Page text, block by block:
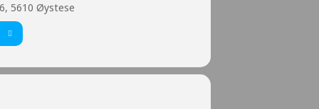
5610 Øystese